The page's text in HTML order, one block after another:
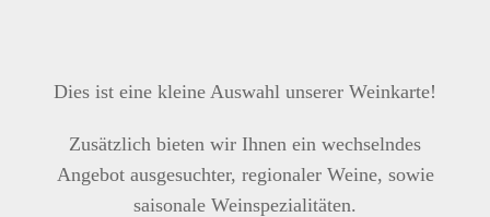
Dies ist eine kleine Auswahl unserer Weinkarte!
Zusätzlich bieten wir Ihnen ein wechselndes
Angebot ausgesuchter, regionaler Weine, sowie
saisonale Weinspezialitäten.